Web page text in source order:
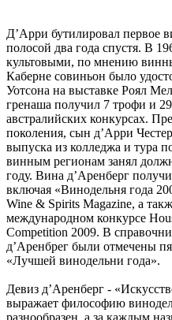
Д’Арри бутилировал первое
полосой два года спустя. В
культовыми, по мнению
Каберне совиньон было
Уотсона на выставке Роял
гренаша получил 7 трофи и
австралийских конкурсах.
поколения, сын д’Арри
выпуска из колледжа и тура
винным регионам занял
году. Вина д’Аренберг
включая «Винодельня года
Wine & Spirits Magazine, а
международном конкурсе
Competition 2009. В
д’Аренбрег были отмечены
«Лучшей винодельни года».
Девиз д’Аренберг -
выражает философию
разнообразен, а за каждым